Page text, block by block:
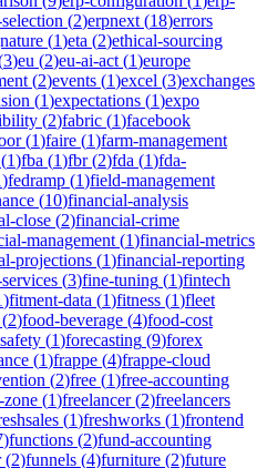
(2)erpnext (18)errors
(1)eta (2)ethical-sourcing
3)eu (2)eu-ai-act (1)europe
(2)events (1)excel (3)exchanges
(1)expectations (1)expo
(2)fabric (1)facebook
(1)faire (1)farm-management
(1)fba (1)fbr(2)fda (1)fda-
)fedramp (1)field-management
(10)financial-analysis
close (2)financial-crime
management (1)financial-metrics
projections (1)financial-reporting
(3)fine-tuning (1)fintech
)fitment-data (1)fitness (1)fleet
(2)food-beverage (4)food-cost
(1)forecasting (9)forex
(1)frappe (4)frappe-cloud
(2)free (1)free-accounting
zone (1)freelancer(2)freelancers
(1)freshworks (1)frontend
)functions (2)fund-accounting
(2)funnels (4)furniture (2)future